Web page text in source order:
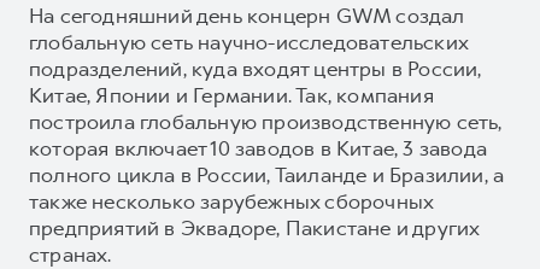
На сегодняшний день концерн GWM создал
глобальную сеть научно-исследовательских
подразделений, куда входят центры в России,
Китае, Японии и Германии. Так, компания
построила глобальную производственную сеть,
которая включает 10 заводов в Китае, 3 завода
полного цикла в России, Таиланде и Бразилии, а
также несколько зарубежных сборочных
предприятий в Эквадоре, Пакистане и других
странах.